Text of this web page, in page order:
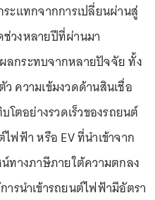
ะแทกจากการเปลี่ยนผ่านสู่
วงหลายปีที่ผ่านมา
กระทบจากหลายปัจจัย ทั้ง
ความเข้มงวดด้านสินเชื่อ
โตอย่างรวดเร็วของรถยนต์
ฟฟ้า หรือ EV ที่นำเข้าจาก
ทางภาษีภายใต้ความตกลง
ารนำเข้ารถยนต์ไฟฟ้ามีอัตรา